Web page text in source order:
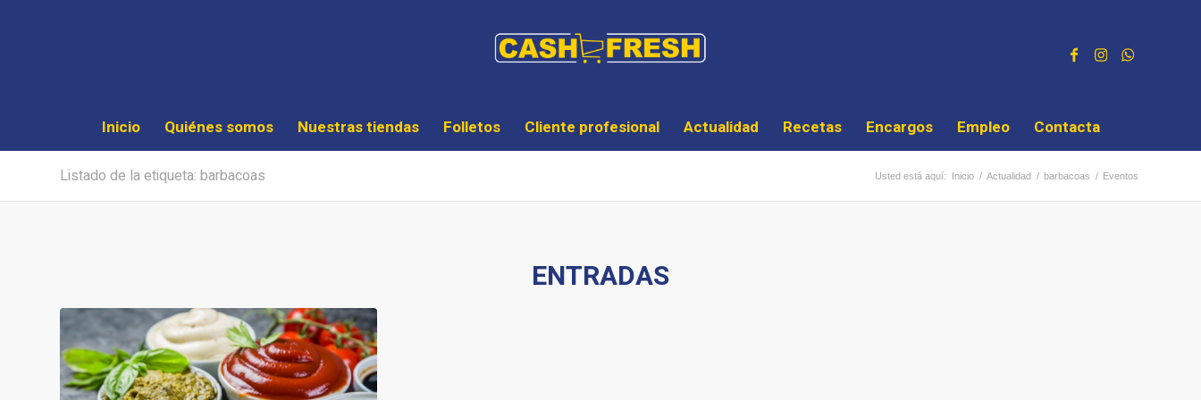
Inicio Quiénes somos Nuestras tiendas Folletos Cliente profesional Actualidad Recetas Encargos Empleo Contacta
Listado de la etiqueta: barbacoas Usted está aquí: Inicio / Actualidad / barbacoas / Eventos
ENTRADAS